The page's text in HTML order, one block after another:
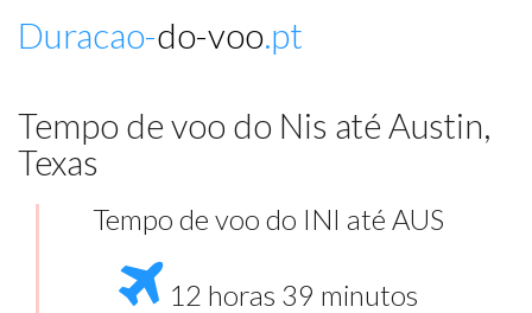
Duracao-do-voo.pt
Tempo de voo do Nis até Austin,
Texas
Tempo de voo do INI até AUS
12 horas 39 minutos